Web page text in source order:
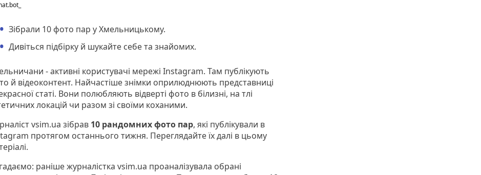
Зібрали 10 фото пар у Хмельницькому.
Дивіться підбірку й шукайте себе та знайомих.
- активні користувачі мережі Instagram. Там публікують
й відеоконтент. Найчастіше знімки оприлюднюють представниці
статі. Вони полюбляють відверті фото в білизні, на тлі
локацій чи разом зі своїми коханими.
vsim.ua зібрав 10 рандомних фото пар, які публікували в
протягом останнього тижня. Переглядайте їх далі в цьому
раніше журналістка vsim.ua проаналізувала обрані